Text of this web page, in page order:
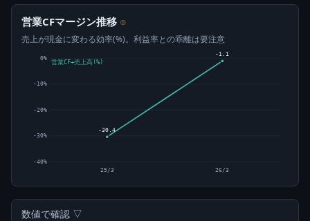
営業CFマージン推移 ⊙
売上が現金に変わる効率(%)。利益率との乖離は要注意
-40%
-30%
-20%
-10%
0%
-30.4
25/3
-1.1
26/3
営業CF÷売上高(%)
数値で確認 ▽